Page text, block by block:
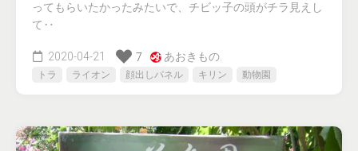
ってもらいたかったみたいで、チビッ子の頭がチラ見えし
て‥
2020-04-21 7 あおきもの.
トラ ライオン 顔出しパネル キリン 動物園